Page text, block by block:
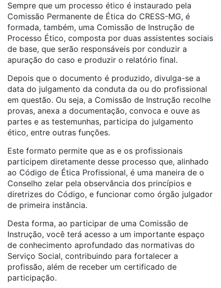
Sempre que um processo ético é instaurado pela
Comissão Permanente de Ética do CRESS-MG, é
formada, também, uma Comissão de Instrução de
Processo Ético, composta por duas assistentes sociais
de base, que serão responsáveis por conduzir a
apuração do caso e produzir o relatório final.
Depois que o documento é produzido, divulga-se a
data do julgamento da conduta da ou do profissional
em questão. Ou seja, a Comissão de Instrução recolhe
provas, anexa a documentação, convoca e ouve as
partes e as testemunhas, participa do julgamento
ético, entre outras funções.
Este formato permite que as e os profissionais
participem diretamente desse processo que, alinhado
ao Código de Ética Profissional, é uma maneira de o
Conselho zelar pela observância dos princípios e
diretrizes do Código, e funcionar como órgão julgador
de primeira instância.
Desta forma, ao participar de uma Comissão de
Instrução, você terá acesso a um importante espaço
de conhecimento aprofundado das normativas do
Serviço Social, contribuindo para fortalecer a
profissão, além de receber um certificado de
participação.